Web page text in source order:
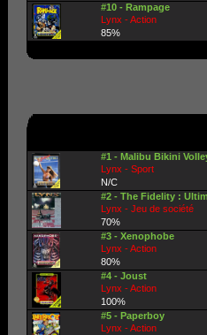
#10 - Rampage
Lynx - Action
85%
#1 - Malibu Bikini
Lynx - Sport
N/C
#2 - The Fidelity :
Lynx - Jeu de société
70%
#3 - Xenophobe
Lynx - Action
80%
#4 - Joust
Lynx - Action
100%
#5 - Paperboy
Lynx - Action